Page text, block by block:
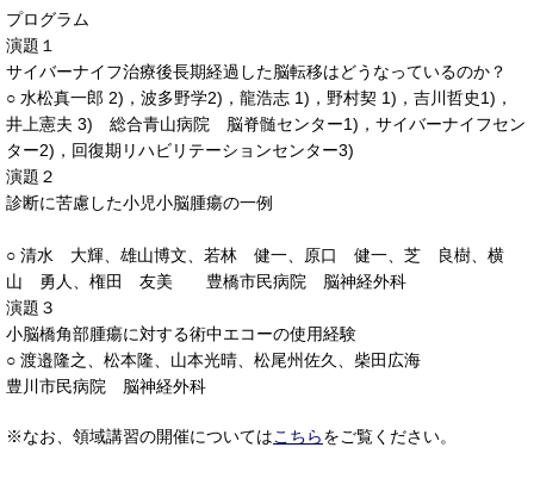
プログラム
演題１
サイバーナイフ治療後長期経過した脳転移はどうなっているのか？
○ 水松真一郎 2)，波多野学2)，龍浩志 1)，野村契 1)，吉川哲史1)，
井上憲夫 3) 総合青山病院 脳脊髄センター1)，サイバーナイフセン
ター2)，回復期リハビリテーションセンター3)
演題２
診断に苦慮した小児小脳腫瘍の一例
○ 清水 大輝、雄山博文、若林 健一、原口 健一、芝 良樹、横
山 勇人、権田 友美 豊橋市民病院 脳神経外科
演題３
小脳橋角部腫瘍に対する術中エコーの使用経験
○ 渡邉隆之、松本隆、山本光晴、松尾州佐久、柴田広海
豊川市民病院 脳神経外科
※なお、領域講習の開催についてはこちらをご覧ください。